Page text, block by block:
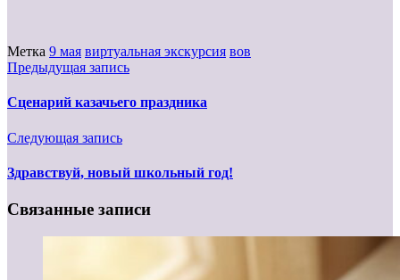
Метка 9 мая виртуальная экскурсия вов
Предыдущая запись
Сценарий казачьего праздника
Следующая запись
Здравствуй, новый школьный год!
Связанные записи